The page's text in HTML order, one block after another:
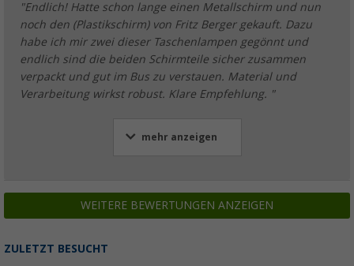
"Endlich! Hatte schon lange einen Metallschirm und nun
noch den (Plastikschirm) von Fritz Berger gekauft. Dazu
habe ich mir zwei dieser Taschenlampen gegönnt und
endlich sind die beiden Schirmteile sicher zusammen
verpackt und gut im Bus zu verstauen. Material und
Verarbeitung wirkst robust. Klare Empfehlung. "
mehr anzeigen
WEITERE BEWERTUNGEN ANZEIGEN
ZULETZT BESUCHT